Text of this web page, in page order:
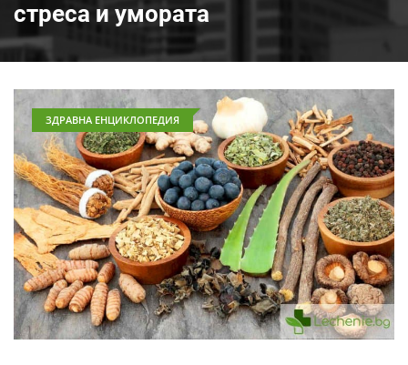
стреса и умората
ЗДРАВНА ЕНЦИКЛОПЕДИЯ